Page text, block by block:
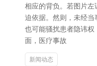
相应的背负。若图片
迫依据。然则，未经当
也可能骚扰患者隐讳
面，医疗事故
新闻动态